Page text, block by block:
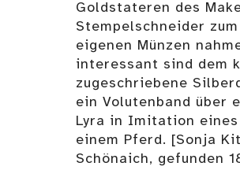
Goldstateren des
Stempelschneider
eigenen Münzen
interessant sind dem
zugeschriebene
ein Volutenband über
Lyra in Imitation
einem Pferd. [Sonja
Schönaich, gefunden